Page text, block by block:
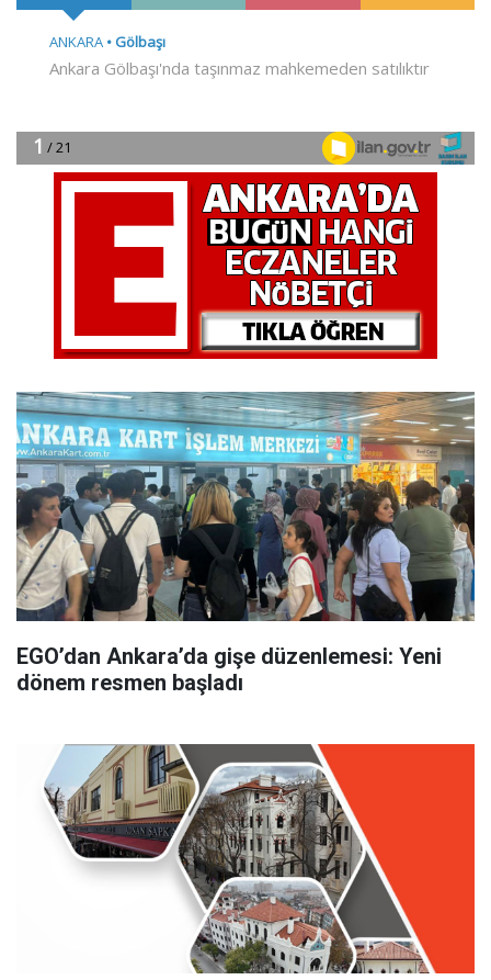
EGO’dan Ankara’da gişe düzenlemesi: Yeni
dönem resmen başladı